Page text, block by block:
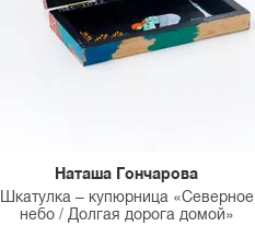
Наташа Гончарова
Шкатулка – купюрница «Северное
небо / Долгая дорога домой»